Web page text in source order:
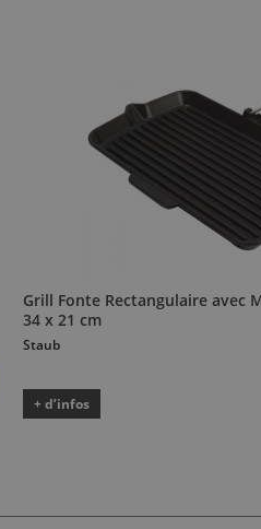
Grill Fonte Rectangulaire avec
34 x 21 cm
Staub
+ d’infos